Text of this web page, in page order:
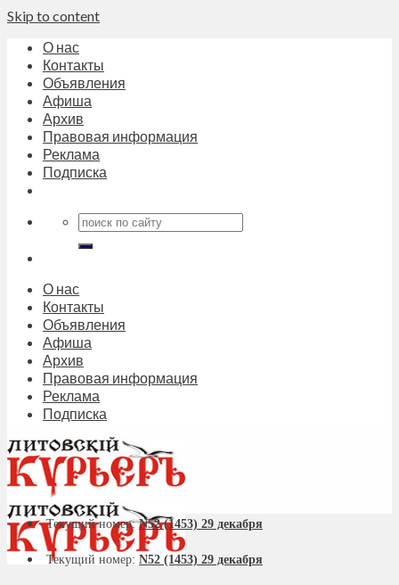
Skip to content
О нас
Контакты
Объявления
Афиша
Архив
Правовая информация
Реклама
Подписка
О нас
Контакты
Объявления
Афиша
Архив
Правовая информация
Реклама
Подписка
Текущий номер:N52 (1453) 29 декабря
Текущий номер: N52 (1453) 29 декабря